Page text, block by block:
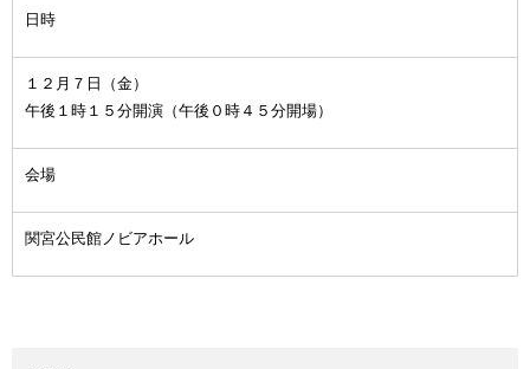
日時
１２月７日（金）
午後１時１５分開演（午後０時４５分開場）
会場
関宮公民館ノビアホール